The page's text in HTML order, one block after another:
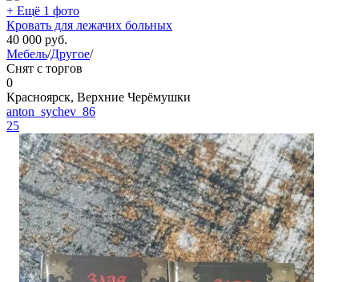
+ Ещё 1 фото
Кровать для лежачих больных
40 000 руб.
Мебель/Другое/
Снят с торгов
0
Красноярск, Верхние Черёмушки
anton_sychev_86
25